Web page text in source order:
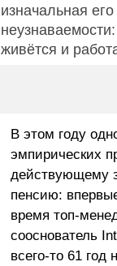
изначальная
живётся и
В этом году
эмпирических
действующему
пенсию:
время топ-
сооснователь
всего-то 61 год